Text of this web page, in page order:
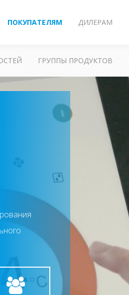
ПОКУПАТЕЛЯМ ДИЛЕРАМ
ГРУППЫ ПРОДУКТОВ